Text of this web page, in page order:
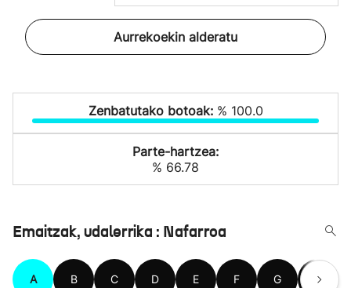
Aurrekoekin alderatu
Zenbatutako botoak: % 100.0
Parte-hartzea:
% 66.78
Emaitzak, udalerrika : Nafarroa
A B C D E F G H